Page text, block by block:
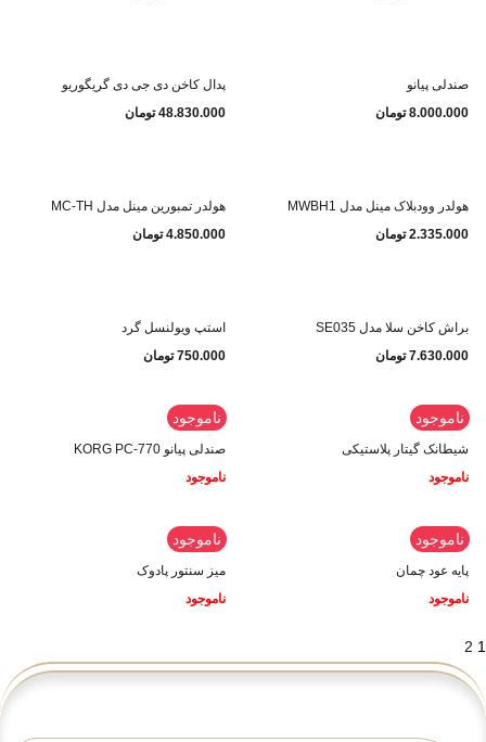
صندلی پیانو
8.000.000 تومان
پدال کاخن دی جی دی گریگوریو
48.830.000 تومان
هولدر وودبلاک مینل مدل MWBH1
2.335.000 تومان
هولدر تمبورین مینل مدل MC-TH
4.850.000 تومان
براش کاخن سلا مدل SE035
7.630.000 تومان
استپ ویولنسل گرد
750.000 تومان
ناموجود
شیطانک گیتار پلاستیکی
ناموجود
ناموجود
صندلی پیانو KORG PC-770
ناموجود
ناموجود
پایه عود چمان
ناموجود
ناموجود
میز سنتور پادوک
ناموجود
1
2